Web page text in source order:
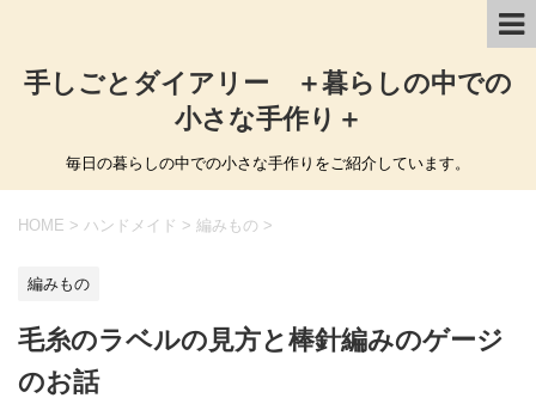
手しごとダイアリー ＋暮らしの中での
小さな手作り＋
毎日の暮らしの中での小さな手作りをご紹介しています。
HOME > ハンドメイド > 編みもの >
編みもの
毛糸のラベルの見方と棒針編みのゲージ
のお話